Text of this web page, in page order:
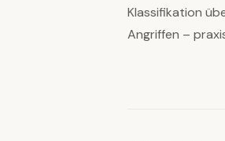
Klassifikation
Angriffen –